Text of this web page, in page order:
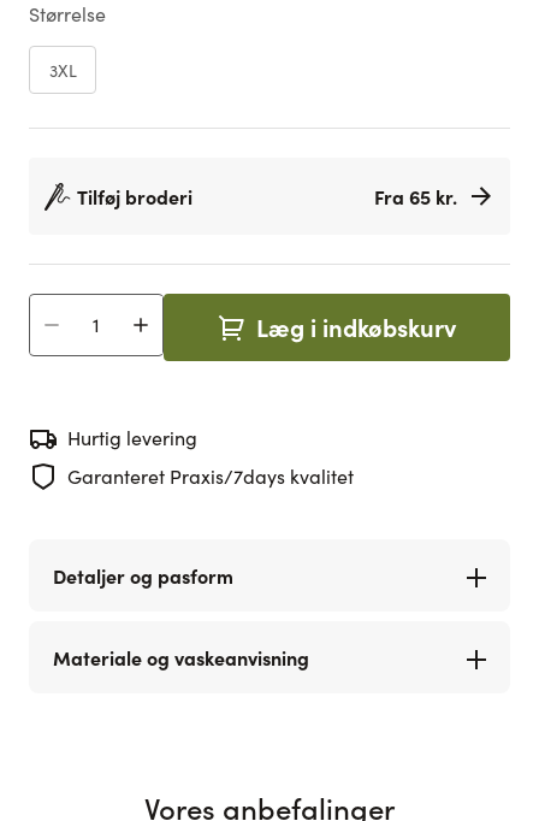
Størrelse
3XL
Tilføj broderi Fra 65 kr.
Antal Læg i indkøbskurv
Hurtig levering
Garanteret Praxis/7days kvalitet
Detaljer og pasform
Materiale og vaskeanvisning
Vores anbefalinger